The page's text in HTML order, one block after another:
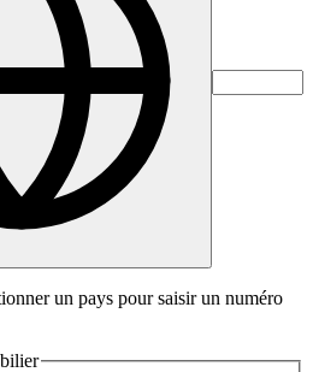
un pays pour saisir un numéro